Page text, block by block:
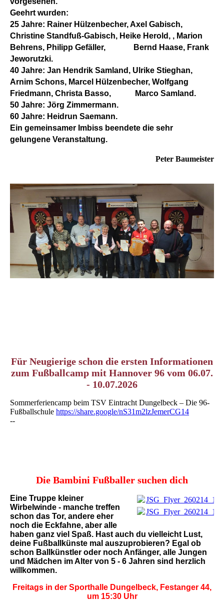
Geehrt wurden:
25 Jahre: Rainer Hülzenbecher, Axel Gabisch,
Christine Standfuß-Gabisch, Heike Herold, , Marion
Behrens, Philipp Gefäller, Bernd Haase, Frank
Jeworutzki.
40 Jahre: Jan Hendrik Samland, Ulrike Stieghan,
Arnim Schons, Marcel Hülzenbecher, Wolfgang
Friedmann, Christa Basso, Marco Samland.
50 Jahre: Jörg Zimmermann.
60 Jahre: Heidrun Saemann.
Ein gemeinsamer Imbiss beendete die sehr
gelungene Veranstaltung.
Peter Baumeister
Für Neugierige schon die ersten Informationen
zum Fußballcamp mit Hannover 96 vom 06.07.
- 10.07.2026
Sommerferiencamp beim TSV Eintracht Dungelbeck – Die 96-
Fußballschule https://share.google/nS31m2lzJemerCG14
--
Die Bambini Fußballer suchen dich
Eine Truppe kleiner
Wirbelwinde - manche treffen
schon das Tor, andere eher
noch die Eckfahne, aber alle
haben ganz viel Spaß. Hast auch du vielleicht Lust,
deine Fußballkünste mal auszuprobieren? Egal ob
schon Ballkünstler oder noch Anfänger, alle Jungen
und Mädchen im Alter von 5 - 6 Jahren sind herzlich
willkommen.
Freitags in der Sporthalle Dungelbeck, Festanger 44,
um 15:30 Uhr